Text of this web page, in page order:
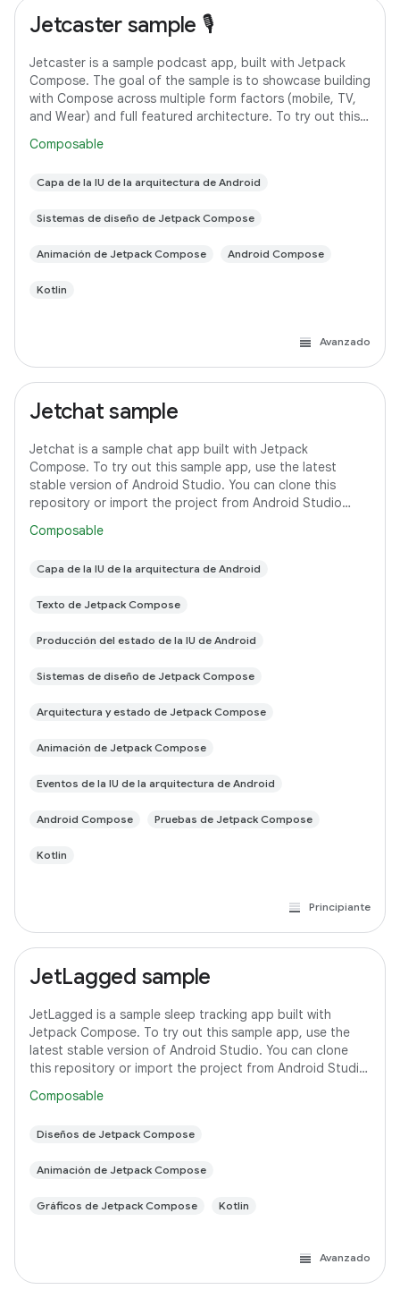
Jetcaster sample 🎙️
Jetcaster is a sample podcast app, built with Jetpack
Compose. The goal of the sample is to showcase building
with Compose across multiple form factors (mobile, TV,
and Wear) and full featured architecture. To try out this
Composable
Capa de la IU de la arquitectura de Android
Sistemas de diseño de Jetpack Compose
Animación de Jetpack Compose Android Compose
Kotlin
Avanzado
Jetchat sample
Jetchat is a sample chat app built with Jetpack
Compose. To try out this sample app, use the latest
stable version of Android Studio. You can clone this
repository or import the project from Android Studio
Composable
Capa de la IU de la arquitectura de Android
Texto de Jetpack Compose
Producción del estado de la IU de Android
Sistemas de diseño de Jetpack Compose
Arquitectura y estado de Jetpack Compose
Animación de Jetpack Compose
Eventos de la IU de la arquitectura de Android
Android Compose Pruebas de Jetpack Compose
Kotlin
Principiante
JetLagged sample
JetLagged is a sample sleep tracking app built with
Jetpack Compose. To try out this sample app, use the
latest stable version of Android Studio. You can clone
this repository or import the project from Android Studio
Composable
Diseños de Jetpack Compose
Animación de Jetpack Compose
Gráficos de Jetpack Compose Kotlin
Avanzado